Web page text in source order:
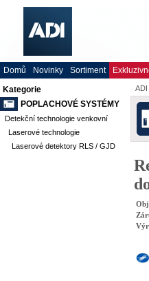
Domů Novinky Sortiment
Kategorie
POPLACHOVÉ SYSTÉMY
Detekční technologie venkovní
Laserové technologie
Laserové detektory RLS / GJD
ADI